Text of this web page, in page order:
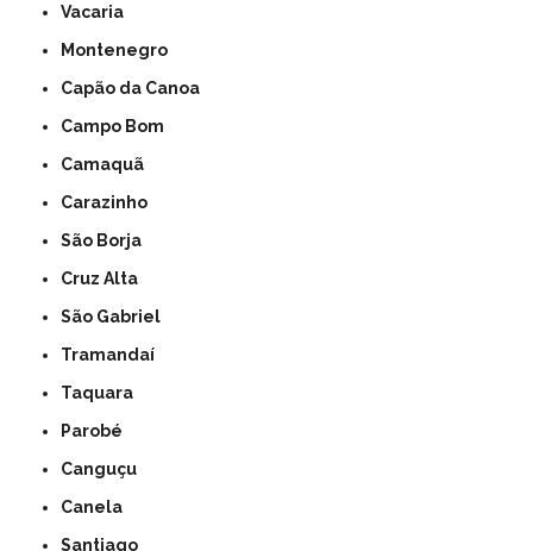
Vacaria
Montenegro
Capão da Canoa
Campo Bom
Camaquã
Carazinho
São Borja
Cruz Alta
São Gabriel
Tramandaí
Taquara
Parobé
Canguçu
Canela
Santiago